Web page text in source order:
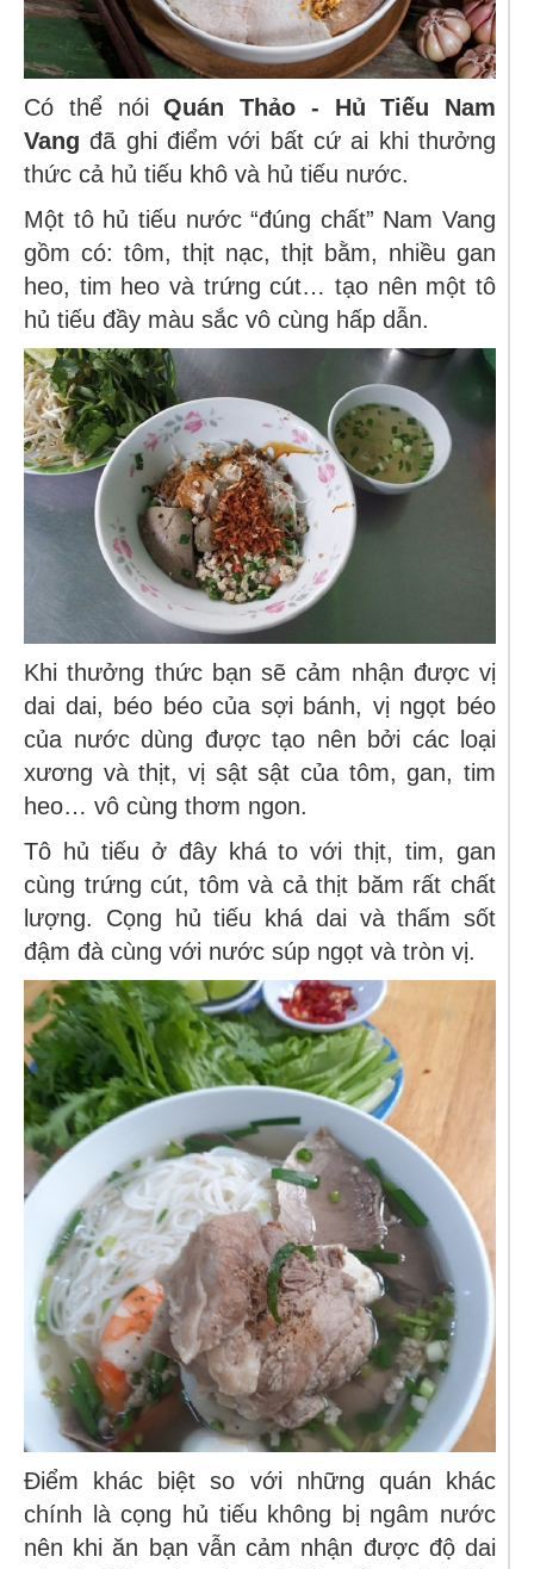
Có thể nóiQuán Thảo - Hủ Tiếu Nam
Vang đã ghi điểm với bất cứ ai khi thưởng
thức cả hủ tiếu khô và hủ tiếu nước.
Một tô hủ tiếu nước “đúng chất” Nam Vang
gồm có: tôm, thịt nạc, thịt bằm, nhiều gan
heo, tim heo và trứng cút… tạo nên một tô
hủ tiếu đầy màu sắc vô cùng hấp dẫn.
Khi thưởng thức bạn sẽ cảm nhận được vị
dai dai, béo béo của sợi bánh, vị ngọt béo
của nước dùng được tạo nên bởi các loại
xương và thịt, vị sật sật của tôm, gan, tim
heo… vô cùng thơm ngon.
Tô hủ tiếu ở đây khá to với thịt, tim, gan
cùng trứng cút, tôm và cả thịt băm rất chất
lượng. Cọng hủ tiếu khá dai và thấm sốt
đậm đà cùng với nước súp ngọt và tròn vị.
Điểm khác biệt so với những quán khác
chính là cọng hủ tiếu không bị ngâm nước
nên khi ăn bạn vẫn cảm nhận được độ dai